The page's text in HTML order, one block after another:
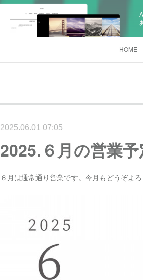
HOME
2025.06.01 07:05
2025.６月の営業
６月は通常通り営業です。今月もどうぞよ